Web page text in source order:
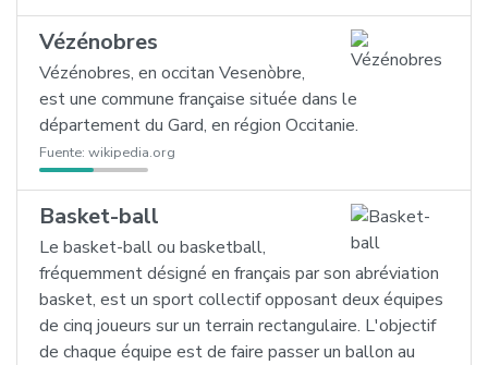
Vézénobres
Vézénobres, en occitan Vesenòbre,
est une commune française située dans le
département du Gard, en région Occitanie.
Fuente: wikipedia.org
Basket-ball
Le basket-ball ou basketball,
fréquemment désigné en français par son abréviation
basket, est un sport collectif opposant deux équipes
de cinq joueurs sur un terrain rectangulaire. L'objectif
de chaque équipe est de faire passer un ballon au